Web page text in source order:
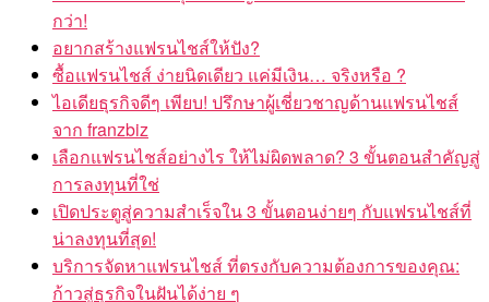
กว่า!
อยากสร้างแฟรนไชส์ให้ปัง?
ซื้อแฟรนไชส์ ง่ายนิดเดียว แค่มีเงิน… จริงหรือ ?
ไอเดียธุรกิจดีๆ เพียบ! ปรึกษาผู้เชี่ยวชาญด้านแฟรนไชส์
จาก franzbiz
เลือกแฟรนไชส์อย่างไร ให้ไม่ผิดพลาด? 3 ขั้นตอนสำคัญสู่
การลงทุนที่ใช่
เปิดประตูสู่ความสำเร็จใน 3 ขั้นตอนง่ายๆ กับแฟรนไชส์ที่
น่าลงทุนที่สุด!
บริการจัดหาแฟรนไชส์ ที่ตรงกับความต้องการของคุณ:
ก้าวสู่ธุรกิจในฝันได้ง่าย ๆ